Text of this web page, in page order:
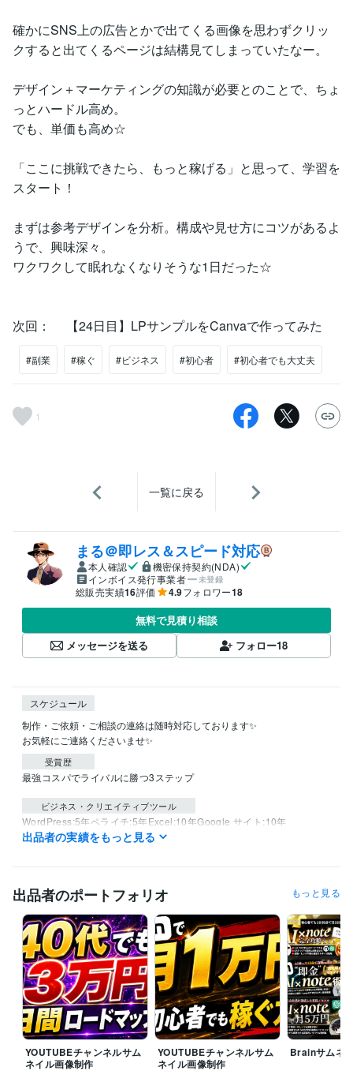
確かにSNS上の広告とかで出てくる画像を思わずクリッ
クすると出てくるページは結構見てしまっていたなー。
デザイン＋マーケティングの知識が必要とのことで、ちょ
っとハードル高め。
でも、単価も高め☆
「ここに挑戦できたら、もっと稼げる」と思って、学習を
スタート！
まずは参考デザインを分析。構成や見せ方にコツがあるよ
うで、興味深々。
ワクワクして眠れなくなりそうな1日だった☆
次回： 【24日目】LPサンプルをCanvaで作ってみた
#副業 #稼ぐ #ビジネス #初心者 #初心者でも大丈夫
1
一覧に戻る
まる＠即レス＆スピード対応
本人確認
機密保持契約(NDA)
インボイス発行事業者
未登録
総販売実績16評価 4.9フォロワー18
無料で見積り相談
メッセージを送る
フォロー18
スケジュール
制作・ご依頼・ご相談の連絡は随時対応しております✨
受賞歴
最強コスパでライバルに勝つ3ステップ
ビジネス・クリエイティブツール
WordPress:5年ペライチ:5年Excel:10年Google サイト:10年
Google スプレッドシート:15年Google スライド:15年
PowerPoint:10年Word:10年Adobe Analytics:10年
Yahoo!タグマネージャー:10年ChatGPT:3年
Adobe Photoshop:16年Figma:10年
得意分野
Web制作・HP作成・EC構築 サムネイル画像、ロゴ、LP制作
Webデザイン
出品者の実績をもっと見る
出品者のポートフォリオ もっと見る
YOUTUBEチャンネルサム
ネイル画像制作
YOUTUBEチャンネルサム
ネイル画像制作
Brainサムネ